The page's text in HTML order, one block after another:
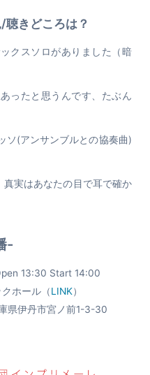
きどころは？
クスソロがありました（暗
ったと思うんです、たぶん
ソ(アンサンブルとの協奏曲)
実はあなたの目で耳で確か
-
13:30 Start 14:00
ホール（LINK）
伊丹市宮ノ前1-3-30